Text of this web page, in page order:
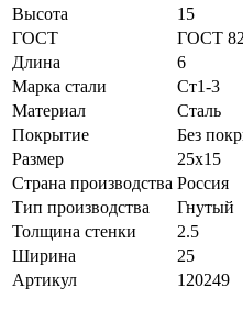
Высота
15
ГОСТ
ГОСТ
Длина
6
Марка стали
Ст1-3
Материал
Сталь
Покрытие
Без
Размер
25х15
Страна производства Россия
Тип производства
Гнутый
Толщина стенки
2.5
Ширина
25
Артикул
120249